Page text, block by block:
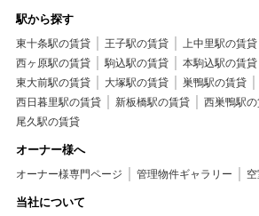
駅から探す
東十条駅の賃貸 王子駅の賃貸 上中里駅の賃貸
西ヶ原駅の賃貸
駒込駅の賃貸 本駒込駅の賃貸
東大前駅の賃貸
大塚駅の賃貸 巣鴨駅の賃貸
西日暮里駅の賃貸
新板橋駅の賃貸 西巣鴨駅
尾久駅の賃貸
オーナー様へ
オーナー様専門ページ 管理物件ギャラリー
当社について